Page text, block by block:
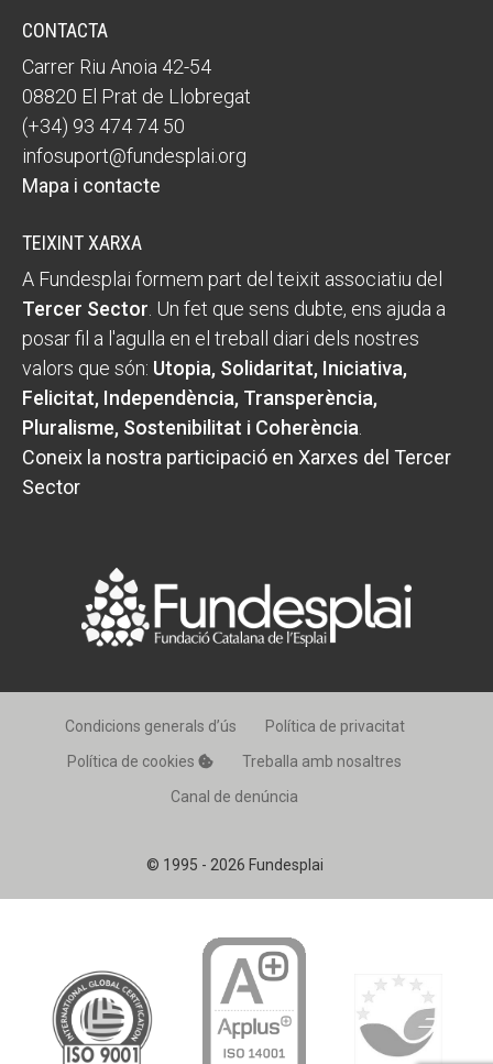
CONTACTA
Carrer Riu Anoia 42-54
08820 El Prat de Llobregat
(+34) 93 474 74 50
infosuport@fundesplai.org
Mapa i contacte
TEIXINT XARXA
A Fundesplai formem part del teixit associatiu del
Tercer Sector. Un fet que sens dubte, ens ajuda a
posar fil a l'agulla en el treball diari dels nostres
valors que són: Utopia, Solidaritat, Iniciativa,
Felicitat, Independència, Transperència,
Pluralisme, Sostenibilitat i Coherència.
Coneix la nostra participació en Xarxes del Tercer
Sector
© 1995 - 2026 Fundesplai
Condicions generals d’ús
Política de privacitat
Política de cookies
Treballa amb nosaltres
Canal de denúncia